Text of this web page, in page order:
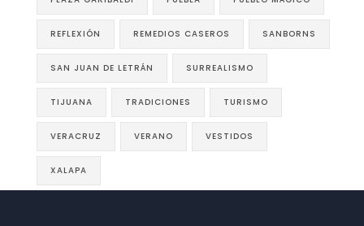
REFLEXIÓN REMEDIOS CASEROS SANBORNS
SAN JUAN DE LETRÁN SURREALISMO
TIJUANA TRADICIONES TURISMO
VERACRUZ VERANO VESTIDOS
XALAPA